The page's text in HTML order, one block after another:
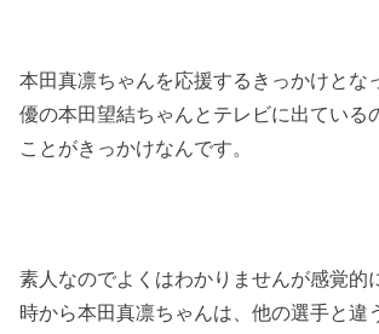
本田真凛ちゃんを応援するきっかけとな
優の本田望結ちゃんとテレビに出ている
ことがきっかけなんです。
素人なのでよくはわかりませんが感覚的
時から本田真凛ちゃんは、他の選手と違